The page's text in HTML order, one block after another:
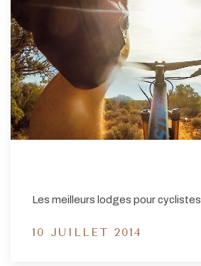
Les meilleurs lodges pour cyclistes
10 JUILLET 2014